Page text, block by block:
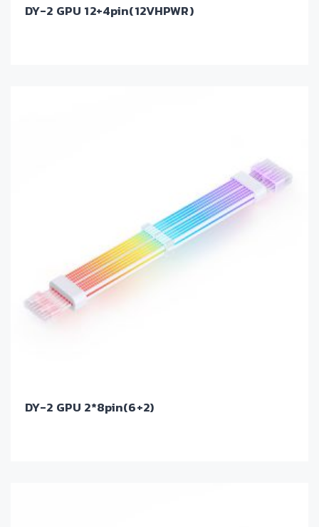
DY-2 GPU 12+4pin(12VHPWR)
DY-2 GPU 2*8pin(6+2)